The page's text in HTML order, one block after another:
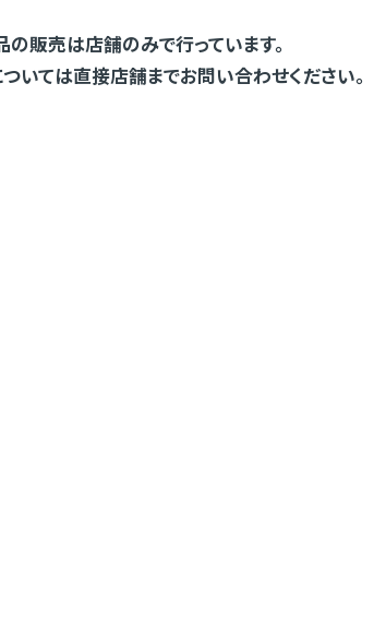
の販売は店舗のみで行っています。
いては直接店舗までお問い合わせください。